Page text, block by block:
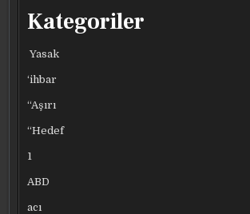
Kategoriler
Yasak
‘ihbar
“Aşırı
“Hedef
1
ABD
acı